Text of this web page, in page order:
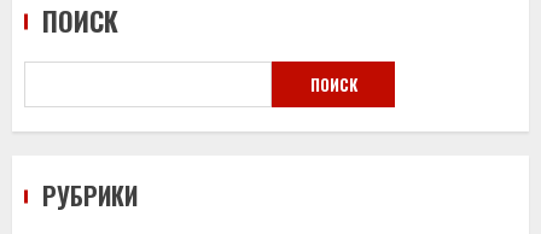
ПОИСК
ПОИСК
РУБРИКИ